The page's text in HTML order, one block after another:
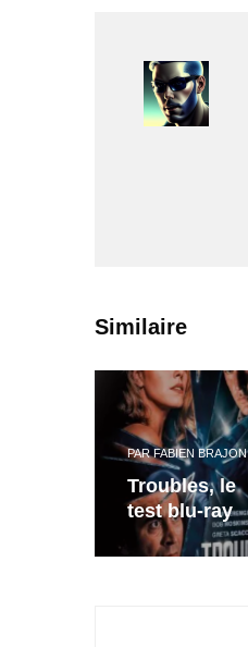
Similaire
PARFABIEN BRAJON
Troubles, le
test blu-ray